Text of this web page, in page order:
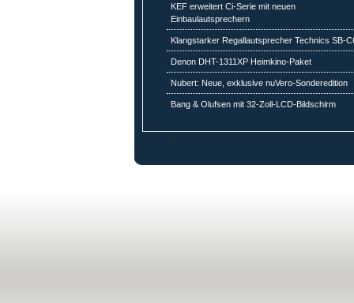
KEF erweitert Ci-Serie mit neuen
Einbaulautsprechern
Klangstarker Regallautsprecher Technics SB-
Denon DHT-1311XP Heimkino-Paket
Nubert: Neue, exklusive nuVero-Sonderedition
Bang & Olufsen mit 32-Zoll-LCD-Bildschirm